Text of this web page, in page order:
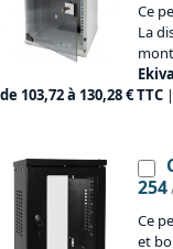
Ce
La
de 103,72 à 130,28 € TTC |
254
Ce
et